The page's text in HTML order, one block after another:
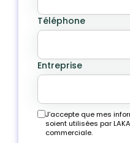
Téléphone
Entreprise
J’accepte que mes
soient utilisées par
commerciale.